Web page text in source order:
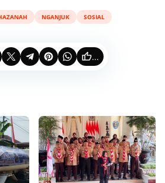
NGANJUK SOSIAL
...